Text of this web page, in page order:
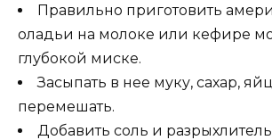
Правильно приготовить
оладьи на молоке или кефире
глубокой миске.
Засыпать в нее муку, сахар,
перемешать.
Добавить соль и